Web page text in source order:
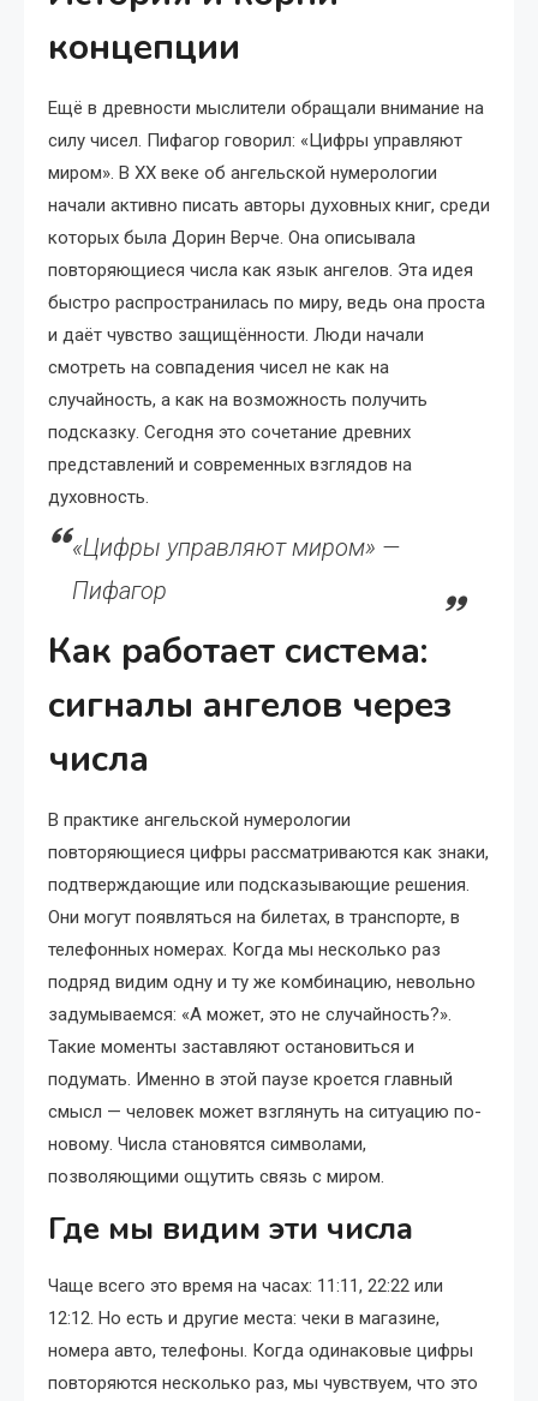
концепции
Ещё в древности мыслители обращали внимание на
силу чисел. Пифагор говорил: «Цифры управляют
миром». В XX веке об ангельской нумерологии
начали активно писать авторы духовных книг, среди
которых была Дорин Верче. Она описывала
повторяющиеся числа как язык ангелов. Эта идея
быстро распространилась по миру, ведь она проста
и даёт чувство защищённости. Люди начали
смотреть на совпадения чисел не как на
случайность, а как на возможность получить
подсказку. Сегодня это сочетание древних
представлений и современных взглядов на
духовность.
«Цифры управляют миром» —
Пифагор
Как работает система:
сигналы ангелов через
числа
В практике ангельской нумерологии
повторяющиеся цифры рассматриваются как знаки,
подтверждающие или подсказывающие решения.
Они могут появляться на билетах, в транспорте, в
телефонных номерах. Когда мы несколько раз
подряд видим одну и ту же комбинацию, невольно
задумываемся: «А может, это не случайность?».
Такие моменты заставляют остановиться и
подумать. Именно в этой паузе кроется главный
смысл — человек может взглянуть на ситуацию по-
новому. Числа становятся символами,
позволяющими ощутить связь с миром.
Где мы видим эти числа
Чаще всего это время на часах: 11:11, 22:22 или
12:12. Но есть и другие места: чеки в магазине,
номера авто, телефоны. Когда одинаковые цифры
повторяются несколько раз, мы чувствуем, что это